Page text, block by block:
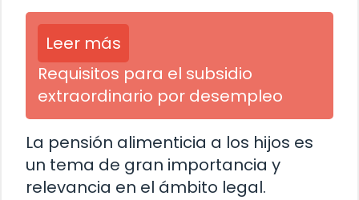
Leer más
Requisitos para el subsidio
extraordinario por desempleo
La pensión alimenticia a los hijos es
un tema de gran importancia y
relevancia en el ámbito legal.